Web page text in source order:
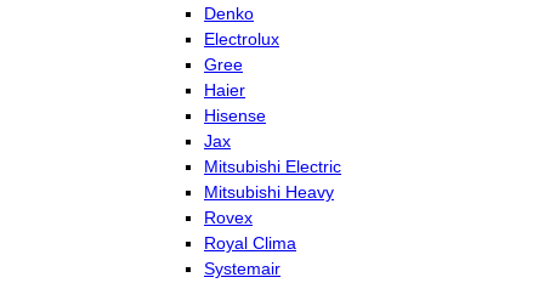
Denko
Electrolux
Gree
Haier
Hisense
Jax
Mitsubishi Electric
Mitsubishi Heavy
Rovex
Royal Clima
Systemair